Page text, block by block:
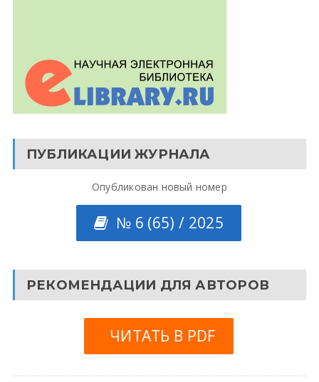
ПУБЛИКАЦИИ ЖУРНАЛА
Опубликован новый номер
№ 6 (65) / 2025
РЕКОМЕНДАЦИИ ДЛЯ АВТОРОВ
ЧИТАТЬ В PDF